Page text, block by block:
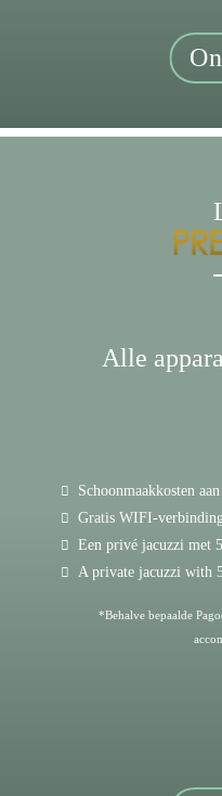
Alle
Schoonmaakkosten
Gratis WIFI-verbinding
Een privé jacuzzi met
A private jacuzzi with
*Behalve bepaalde